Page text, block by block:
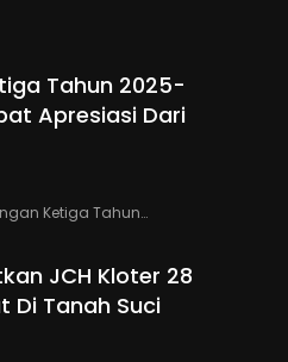
Tahun 2025-
Apresiasi Dari
Ketiga Tahun…
JCH Kloter 28
Di Tanah Suci